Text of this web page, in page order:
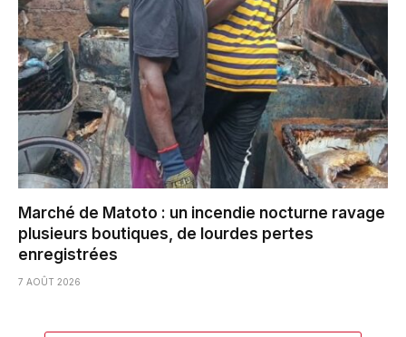
Marché de Matoto : un incendie nocturne ravage
plusieurs boutiques, de lourdes pertes
enregistrées
7 AOÛT 2026